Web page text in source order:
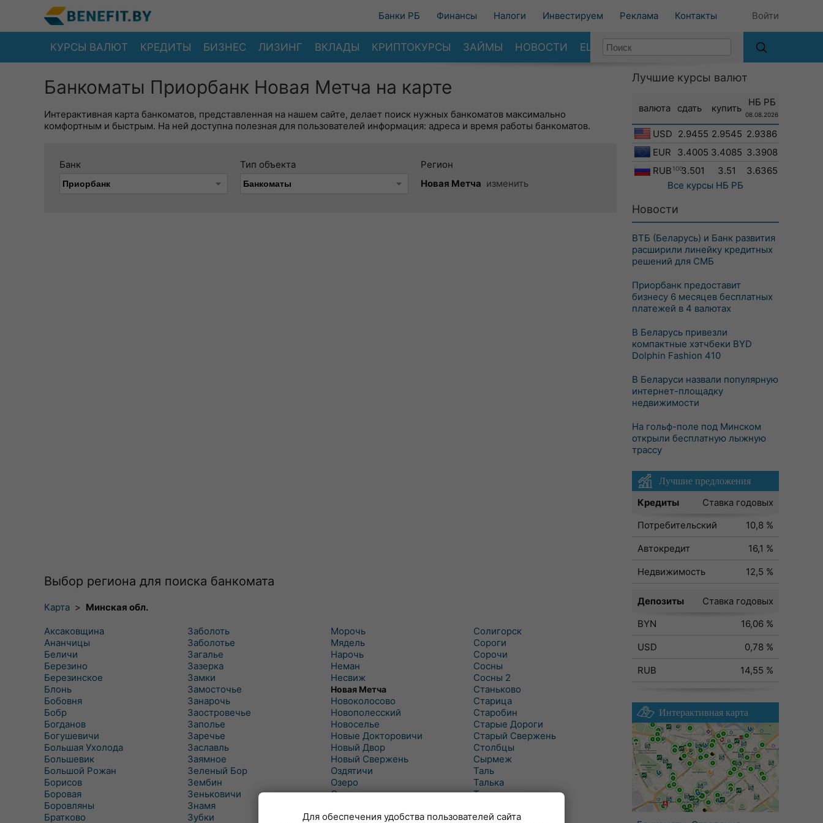
Банки РБ Финансы Налоги Инвестируем Реклама Контакты Войти
КУРСЫ ВАЛЮТ КРЕДИТЫ БИЗНЕС ЛИЗИНГ ВКЛАДЫ КРИПТОКУРСЫ ЗАЙМЫ НОВОСТИ ЕЩЕ
Банкоматы Приорбанк Новая Метча на карте
Интерактивная карта банкоматов, представленная на нашем сайте, делает поиск нужных банкоматов максимально
комфортным и быстрым. На ней доступна полезная для пользователей информация: адреса и время работы банкоматов.
Банк Тип объекта
Регион
Новая Метча изменить
Выбор региона для поиска банкомата
Карта > Минская обл.
Аксаковщина
Ананчицы
Беличи
Березино
Березинское
Блонь
Бобовня
Бобр
Богданов
Богушевичи
Большая Ухолода
Большевик
Большой Рожан
Борисов
Боровая
Боровляны
Братково
Заболоть
Заболотье
Загалье
Зазерка
Замки
Замосточье
Занарочь
Заостровечье
Заполье
Заречье
Заславль
Заямное
Зеленый Бор
Зембин
Зеньковичи
Знамя
Зубки
Морочь
Мядель
Нарочь
Неман
Несвиж
Новая Метча
Новоколосово
Новополесский
Новоселье
Новые Докторовичи
Новый Двор
Новый Свержень
Оздятичи
Озеро
Озерцо
Октябрь
Солигорск
Сороги
Сорочи
Сосны
Сосны 2
Станьково
Старица
Старобин
Старые Дороги
Старый Свержень
Столбцы
Сырмеж
Таль
Талька
Танежицы
Турец-Бояры
Лучшие курсы валют
валюта сдать купить
НБ РБ
08.08.2026
USD 2.9455 2.9545 2.9386
EUR
3.4005 3.4085 3.3908
RUB 1003.501 3.51
3.6365
Все курсы НБ РБ
Новости
ВТБ (Беларусь) и Банк развития
расширили линейку кредитных
решений для СМБ
Приорбанк предоставит
бизнесу 6 месяцев бесплатных
платежей в 4 валютах
В Беларусь привезли
компактные хэтчбеки BYD
Dolphin Fashion 410
В Беларуси назвали популярную
интернет-площадку
недвижимости
На гольф-поле под Минском
открыли бесплатную лыжную
трассу
Лучшие предложения
Кредиты
Ставка годовых
Потребительский
10,8 %
Автокредит
16,1 %
Недвижимость
12,5 %
Депозиты
Ставка годовых
BYN
16,06 %
USD
0,78 %
RUB
14,55 %
Интерактивная карта
Для обеспечения удобства пользователей сайта